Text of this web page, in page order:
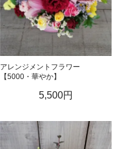
アレンジメントフラワー
【5000・華やか】
5,500円